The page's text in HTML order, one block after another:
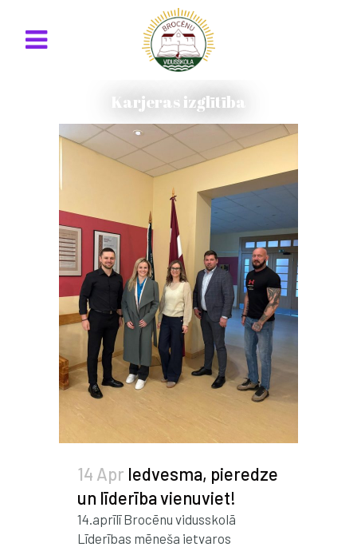
Karjeras izglītība
14 Apr Iedvesma, pieredze
un līderība vienuviet!
14.aprīlī Brocēnu vidusskolā
Līderības mēneša ietvaros